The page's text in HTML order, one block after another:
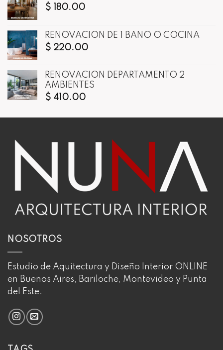
$ 180.00
RENOVACIÓN DE 1 BAÑO O COCINA
$ 220.00
RENOVACIÓN DEPARTAMENTO 2
AMBIENTES
$ 410.00
NOSOTROS
Estudio de Aquitectura y Diseño Interior ONLINE
en Buenos Aires, Bariloche, Montevideo y Punta
del Este.